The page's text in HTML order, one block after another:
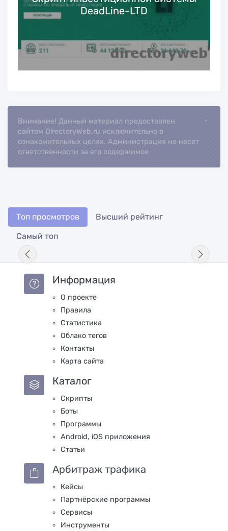
DeadLine-LTD
Внимание! Данный материал предоставлен
сайтом DirectoryWeb.ru исключительно в
ознакомительных целях. Администрация не несет
ответственности за его содержимое
Топ просмотров
Высший рейтинг
Самый топ
Информация
О проекте
Правила
Статистика
Облако тегов
Контакты
Карта сайта
Каталог
Скрипты
Боты
Программы
Android, iOS приложения
Статьи
Арбитраж трафика
Кейсы
Партнёрские программы
Сервисы
Инструменты